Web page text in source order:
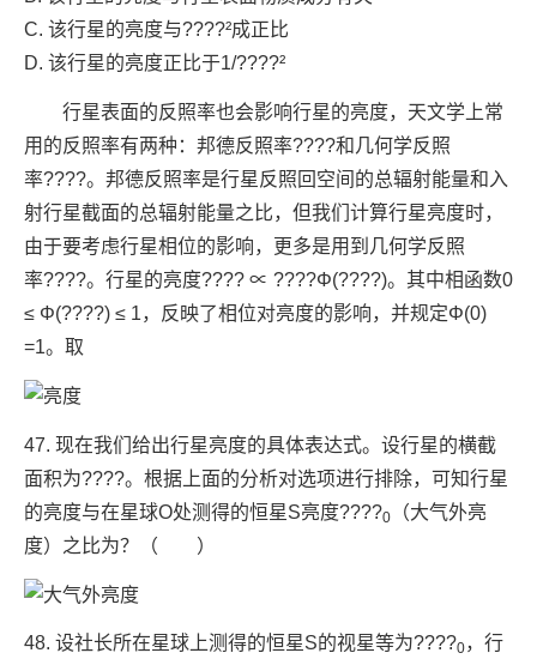
C. 该行星的亮度与????²成正比
D. 该行星的亮度正比于1/????²
行星表面的反照率也会影响行星的亮度，天文学上常
用的反照率有两种：邦德反照率????和几何学反照
率????。邦德反照率是行星反照回空间的总辐射能量和入
射行星截面的总辐射能量之比，但我们计算行星亮度时，
由于要考虑行星相位的影响，更多是用到几何学反照
率????。行星的亮度???? ∝ ????Φ(????)。其中相函数0
≤ Φ(????) ≤ 1，反映了相位对亮度的影响，并规定Φ(0)
=1。取
47. 现在我们给出行星亮度的具体表达式。设行星的横截
面积为????。根据上面的分析对选项进行排除，可知行星
的亮度与在星球O处测得的恒星S亮度????0
（大气外亮
度）之比为？（ ）
48. 设社长所在星球上测得的恒星S的视星等为????0，行